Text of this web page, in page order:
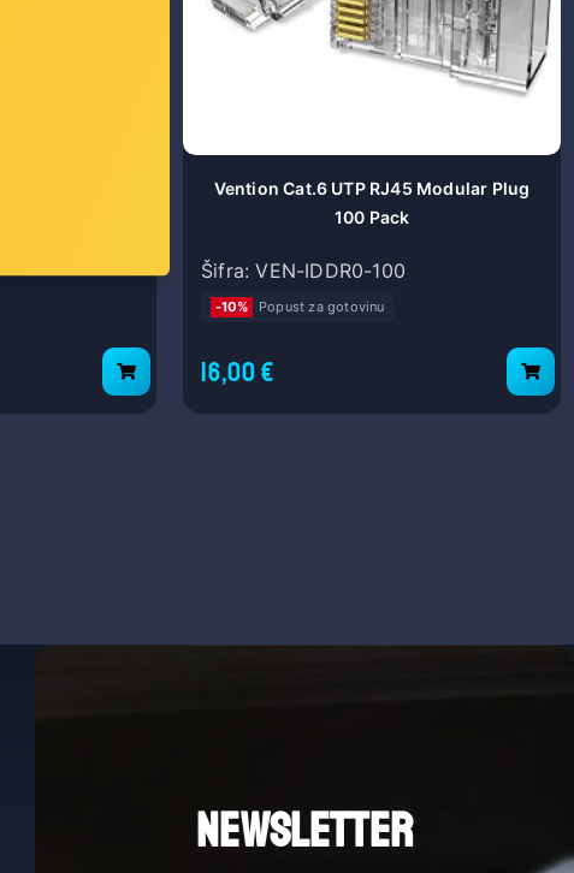
Vention Cat.6 UTP RJ45 Modular Plug
100 Pack
Šifra: VEN-IDDR0-100
-10% Popust za gotovinu
16,00 €
NEWSLETTER